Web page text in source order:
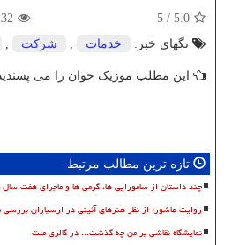
5.0
/
5
تگهای خبر:
خدمات شركت
این مطلب موزیک خوان را می
تازه ترین مطالب مرتبط
چند داستان از سامورایی ها، گرمی ها و ماجرای هفت
روایت عاشورا از نظر هنرهای آئینی در ارسباران
نمایشگاه نقاشی بر من چه گذشت... در گالری ملت